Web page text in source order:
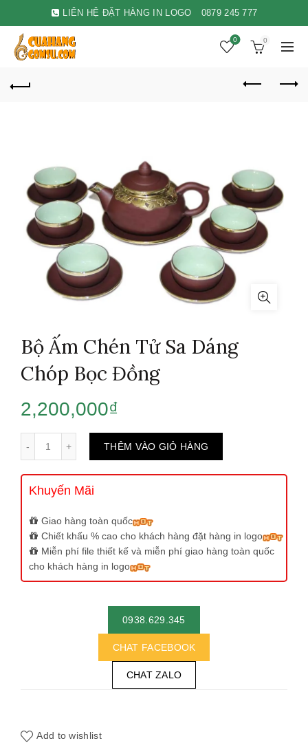
LIÊN HỆ ĐẶT HÀNG IN LOGO 0879 245 777
0 0
Bộ Ấm Chén Tử Sa Dáng
Chóp Bọc Đồng
2,200,000₫
THÊM VÀO GIỎ HÀNG
Khuyến Mãi
Giao hàng toàn quốc
Chiết khấu % cao cho khách hàng đặt hàng in logo
Miễn phí file thiết kế và miễn phí giao hàng toàn quốc
cho khách hàng in logo
0938.629.345
CHAT FACEBOOK
CHAT ZALO
Add to wishlist